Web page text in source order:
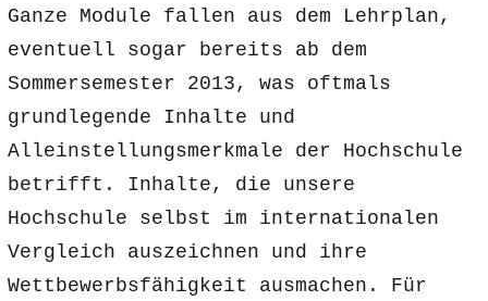
Ganze Module fallen aus dem Lehrplan,
eventuell sogar bereits ab dem
Sommersemester 2013, was oftmals
grundlegende Inhalte und
Alleinstellungsmerkmale der Hochschule
betrifft. Inhalte, die unsere
Hochschule selbst im internationalen
Vergleich auszeichnen und ihre
Wettbewerbsfähigkeit ausmachen. Für